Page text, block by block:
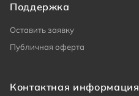
Поддержка
Оставить заявку
Публичная оферта
Контактная информация